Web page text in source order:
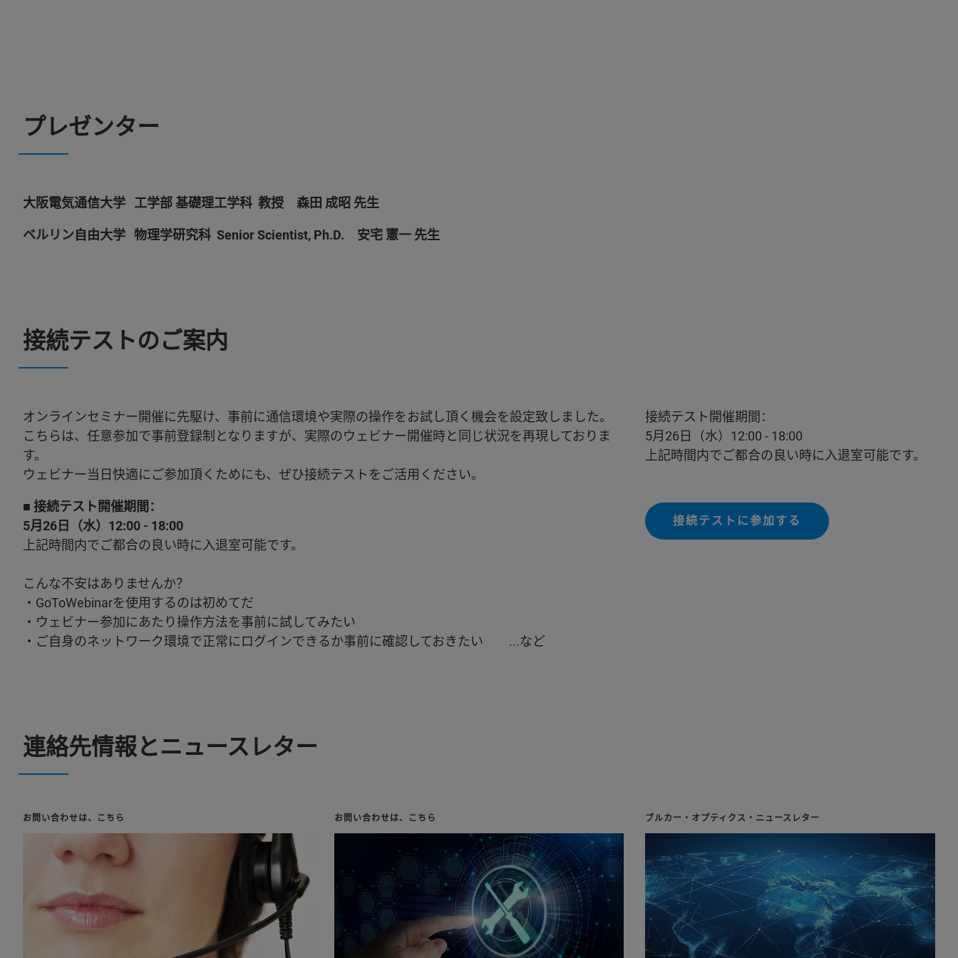
プレゼンター
大阪電気通信大学 工学部 基礎理工学科 教授 森田 成昭 先生
ベルリン自由大学 物理学研究科 Senior Scientist, Ph.D. 安宅 憲一 先生
接続テストのご案内
オンラインセミナー開催に先駆け、事前に通信環境や実際の操作をお試し頂く機会を設定致しました。
こちらは、任意参加で事前登録制となりますが、実際のウェビナー開催時と同じ状況を再現しておりま
す。
ウェビナー当日快適にご参加頂くためにも、ぜひ接続テストをご活用ください。
■ 接続テスト開催期間：
5月26日（水）12:00 - 18:00
上記時間内でご都合の良い時に入退室可能です。
こんな不安はありませんか？
・GoToWebinarを使用するのは初めてだ
・ウェビナー参加にあたり操作方法を事前に試してみたい
・ご自身のネットワーク環境で正常にログインできるか事前に確認しておきたい ...など
接続テスト開催期間：
5月26日（水）12:00 - 18:00
上記時間内でご都合の良い時に入退室可能です。
接続テストに参加する
連絡先情報とニュースレター
お問い合わせは、こちら お問い合わせは、こちら ブルカー・オプティクス・ニュースレター